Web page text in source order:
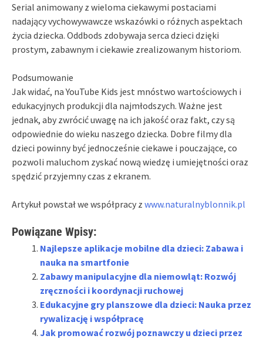
Serial animowany z wieloma ciekawymi postaciami
nadający vychowywawcze wskazówki o różnych aspektach
życia dziecka. Oddbods zdobywaja serca dzieci dzięki
prostym, zabawnym i ciekawie zrealizowanym historiom.
Podsumowanie
Jak widać, na YouTube Kids jest mnóstwo wartościowych i
edukacyjnych produkcji dla najmłodszych. Ważne jest
jednak, aby zwrócić uwagę na ich jakość oraz fakt, czy są
odpowiednie do wieku naszego dziecka. Dobre filmy dla
dzieci powinny być jednocześnie ciekawe i pouczające, co
pozwoli maluchom zyskać nową wiedzę i umiejętności oraz
spędzić przyjemny czas z ekranem.
Artykuł powstał we współpracy z www.naturalnyblonnik.pl
Powiązane Wpisy:
Najlepsze aplikacje mobilne dla dzieci: Zabawa i
nauka na smartfonie
Zabawy manipulacyjne dla niemowląt: Rozwój
zręczności i koordynacji ruchowej
Edukacyjne gry planszowe dla dzieci: Nauka przez
rywalizację i współpracę
Jak promować rozwój poznawczy u dzieci przez